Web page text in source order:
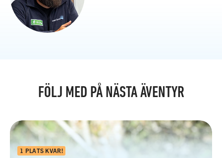
FÖLJ MED PÅ NÄSTA ÄVENTYR
1 PLATS KVAR!